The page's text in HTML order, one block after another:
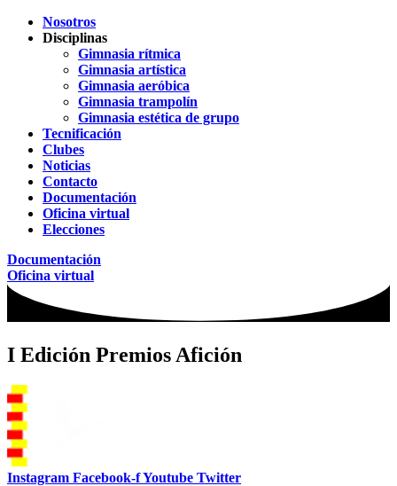
Nosotros
Disciplinas
Gimnasia rítmica
Gimnasia artística
Gimnasia aeróbica
Gimnasia trampolín
Gimnasia estética de grupo
Tecnificación
Clubes
Noticias
Contacto
Documentación
Oficina virtual
Elecciones
Documentación
Oficina virtual
I Edición Premios Afición
Instagram Facebook-fYoutube Twitter